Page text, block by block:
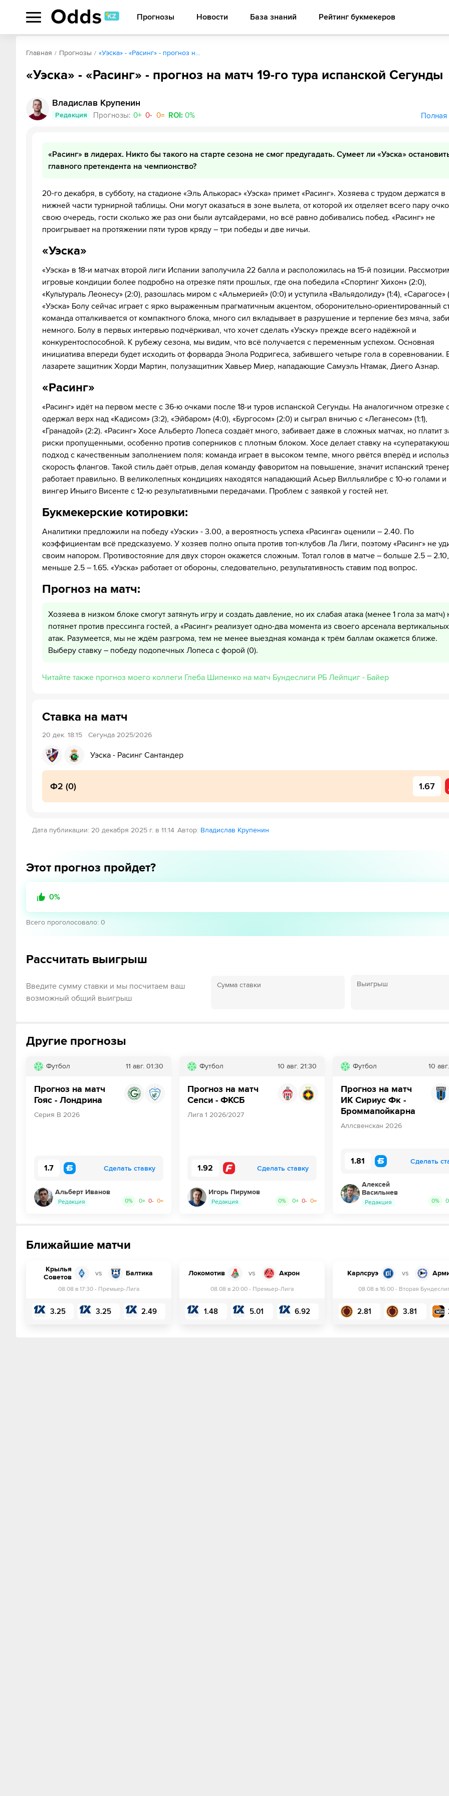
Прогнозы Новости База знаний Рейтинг букмекеров
Главная Прогнозы «Уэска» - «Расинг» - прогноз н…
«Уэска» - «Расинг» - прогноз на матч 19-го тура испанской Сегунды
Владислав Крупенин
Редакция Прогнозы: 0+ 0- 0= ROI: 0% Полная
«Расинг» в лидерах. Никто бы такого на старте сезона не смог предугадать. Сумеет ли «Уэска»
главного претендента на чемпионство?
20-го декабря, в субботу, на стадионе «Эль Алькорас» «Уэска» примет «Расинг». Хозяева с трудом держатся в
нижней части турнирной таблицы. Они могут оказаться в зоне вылета, от которой их отделяет всего пару
свою очередь, гости сколько же раз они были аутсайдерами, но всё равно добивались побед. «Расинг» не
проигрывает на протяжении пяти туров кряду – три победы и две ничьи.
«Уэска»
«Уэска» в 18-и матчах второй лиги Испании заполучила 22 балла и расположилась на 15-й позиции.
игровые кондиции более подробно на отрезке пяти прошлых, где она победила «Спортинг Хихон» (2:0),
«Культураль Леонесу» (2:0), разошлась миром с «Альмерией» (0:0) и уступила «Вальядолиду» (1:4), «Сарагосе»
«Уэска» Болу сейчас играет с ярко выраженным прагматичным акцентом, оборонительно‑ориентированный
команда отталкивается от компактного блока, много сил вкладывает в разрушение и терпение без мяча,
немного. Болу в первых интервью подчёркивал, что хочет сделать «Уэску» прежде всего надёжной и
конкурентоспособной. К рубежу сезона, мы видим, что всё получается с переменным успехом. Основная
инициатива впереди будет исходить от форварда Энола Родригеса, забившего четыре гола в соревновании.
лазарете защитник Хорди Мартин, полузащитник Хавьер Миер, нападающие Самуэль Нтамак, Диего Азнар.
«Расинг»
«Расинг» идёт на первом месте с 36-ю очками после 18-и туров испанской Сегунды. На аналогичном отрезке
одержал верх над «Кадисом» (3:2), «Эйбаром» (4:0), «Бургосом» (2:0) и сыграл вничью с «Леганесом» (1:1),
«Гранадой» (2:2). «Расинг» Хосе Альберто Лопеса создаёт много, забивает даже в сложных матчах, но платит
риски пропущенными, особенно против соперников с плотным блоком. Хосе делает ставку на
подход с качественным заполнением поля: команда играет в высоком темпе, много рвётся вперёд и
скорость флангов. Такой стиль даёт отрыв, делая команду фаворитом на повышение, значит испанский
работает правильно. В великолепных кондициях находятся нападающий Асьер Вилльялибре с 10-ю голами и
вингер Иньиго Висенте с 12-ю результативными передачами. Проблем с заявкой у гостей нет.
Букмекерские котировки:
Аналитики предложили на победу «Уэски» - 3.00, а вероятность успеха «Расинга» оценили – 2.40. По
коэффициентам всё предсказуемо. У хозяев полно опыта против топ-клубов Ла Лиги, поэтому «Расинг» не
своим напором. Противостояние для двух сторон окажется сложным. Тотал голов в матче – больше 2.5 – 2.10,
меньше 2.5 – 1.65. «Уэска» работает от обороны, следовательно, результативность ставим под вопрос.
Прогноз на матч:
Хозяева в низком блоке смогут затянуть игру и создать давление, но их слабая атака (менее 1 гола за матч)
потянет против прессинга гостей, а «Расинг» реализует одно-два момента из своего арсенала вертикальных
атак. Разумеется, мы не ждём разгрома, тем не менее выездная команда к трём баллам окажется ближе.
Выберу ставку – победу подопечных Лопеса с форой (0).
Читайте также прогноз моего коллеги Глеба Шипенко на матч Бундеслиги РБ Лейпциг - Байер
Ставка на матч
20 дек. 18:15 Сегунда 2025/2026
Уэска - Расинг Сантандер
Ф2 (0) 1.67
Дата публикации: 20 декабря 2025 г. в 11:14 Автор: Владислав Крупенин
Этот прогноз пройдет?
0%
Всего проголосовало: 0
Рассчитать выигрыш
Введите сумму ставки и мы посчитаем ваш
возможный общий выигрыш
Сумма ставки Выигрыш
Другие прогнозы
Футбол 11 авг. 01:30
Прогноз на матч
Гояс - Лондрина
Серия В 2026
1.7 Сделать ставку
Альберт Иванов
Редакция 0% 0+ 0- 0=
Футбол 10 авг. 21:30
Прогноз на матч
Сепси - ФКСБ
Лига 1 2026/2027
1.92 Сделать ставку
Игорь Пирумов
Редакция 0% 0+ 0- 0=
Футбол 10 авг.
Прогноз на матч
ИК Сириус Фк -
Броммапойкарна
Аллсвенскан 2026
1.81 Сделать
Алексей
Васильнев
Редакция 0% 0
Ближайшие матчи
Крылья
Советов
vs Балтика
08.08 в 17:30 - Премьер-Лига
3.25 3.25 2.49
Локомотив vs Акрон
08.08 в 20:00 - Премьер-Лига
1.48 5.01 6.92
Карлсруэ vs
08.08 в 16:00- Вторая
2.81 3.81